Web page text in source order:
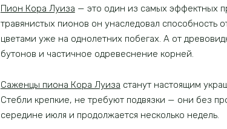
Пион Кора Луиза — это один из самых эффектных
травянистых пионов он унаследовал способность
цветами уже на однолетних побегах. А от
бутонов и частичное одревеснение корней.
Саженцы пиона Кора Луиза станут настоящим
Стебли крепкие, не требуют подвязки — они без
середине июля и продолжается несколько недель.